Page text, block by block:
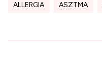
ALLERGIA ASZTMA